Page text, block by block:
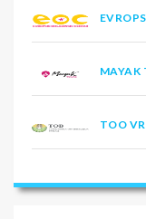
MAYAK
TOO